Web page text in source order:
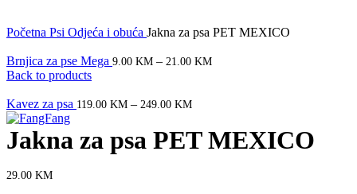
Početna Psi Odjeća i obuća Jakna za psa PET MEXICO
Brnjica za pse Mega 9.00 KM – 21.00 KM
Back to products
Kavez za psa 119.00 KM – 249.00 KM
Jakna za psa PET MEXICO
29.00 KM